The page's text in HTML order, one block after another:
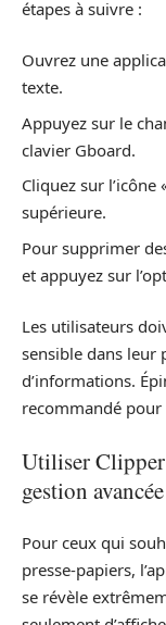
étapes à suivre :
Ouvrez une
texte.
Appuyez sur le
clavier Gboard.
Cliquez sur
supérieure.
Pour supprimer
et appuyez sur
Les utilisateurs
sensible dans leur
d’informations.
recommandé pour
Utiliser
gestion avancée
Pour ceux qui
presse-papiers,
se révèle